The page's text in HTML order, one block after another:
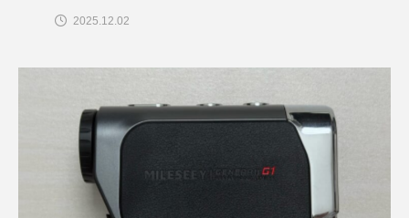
2025.12.02